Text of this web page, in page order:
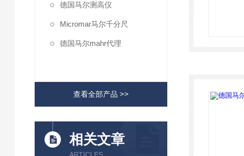
德国马尔测高仪
Micromar马尔千分尺
德国马尔mahr代理
查看全部产品 >>
相关文章